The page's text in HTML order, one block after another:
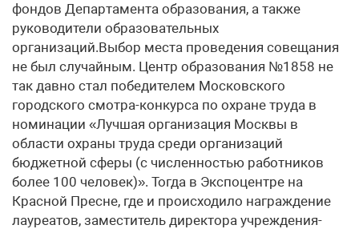
фондов Департамента образования, а также
руководители образовательных
организаций.Выбор места проведения совещания
не был случайным. Центр образования №1858 не
так давно стал победителем Московского
городского смотра-конкурса по охране труда в
номинации «Лучшая организация Москвы в
области охраны труда среди организаций
бюджетной сферы (с численностью работников
более 100 человек)». Тогда в Экспоцентре на
Красной Пресне, где и происходило награждение
лауреатов, заместитель директора учреждения-